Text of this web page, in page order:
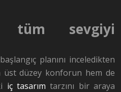
tüm sevgiyi
planını inceledikten
üst düzey konforun hem de
iç tasarım tarzını bir araya